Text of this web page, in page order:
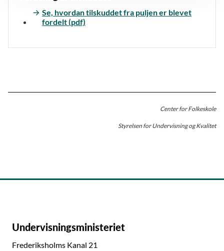
Se, hvordan tilskuddet fra puljen er blevet
fordelt (pdf)
Center for Folkeskole
Styrelsen for Undervisning og Kvalitet
Undervisningsministeriet
Frederiksholms Kanal 21